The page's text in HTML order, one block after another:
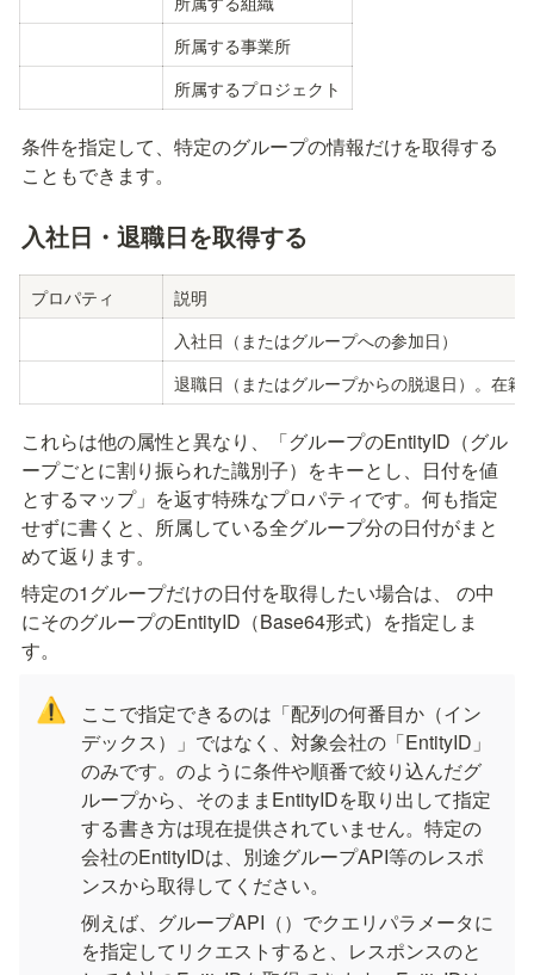
所属する事業所
所属するプロジェクト
条件を指定して、特定のグループの情報だけを取得する
こともできます。
入社日・退職日を取得する
プロパティ
説明
入社日（またはグループへの参加日）
退職日（またはグループからの脱退日）。在
これらは他の属性と異なり、「グループのEntityID（グル
ープごとに割り振られた識別子）をキーとし、日付を値
とするマップ」を返す特殊なプロパティです。何も指定
せずに書くと、所属している全グループ分の日付がまと
めて返ります。
特定の1グループだけの日付を取得したい場合は、
の中
にそのグループのEntityID（Base64形式）を指定しま
す。
⚠️
ここで指定できるのは「配列の何番目か（イン
デックス）」ではなく、対象会社の「EntityID」
のみです。 のように条件や順番で絞り込んだグ
ループから、そのままEntityIDを取り出して指定
する書き方は現在提供されていません。特定の
会社のEntityIDは、別途グループAPI等のレスポ
ンスから取得してください。
例えば、グループAPI（）でクエリパラメータに
を指定してリクエストすると、レスポンスのと